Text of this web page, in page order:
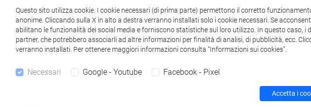
Materiali su Moodle
[LT40] LINGUE, CULTURE E SOCIETÀ DELL'ASIA E DELL'AFRICA
Questo sito utilizza cookie. I cookie necessari (di prima parte) permettono il corretto
anonime. Cliccando sulla X in alto a destra verranno installati solo i cookie necessari. Se
abilitano le funzionalità dei social media e forniscono statistiche sul loro utilizzo. In questo caso,
partner, che potrebbero associarli ad altre informazioni per finalità di analisi, di pubblicità, ecc.
verranno installati. Per ottenere maggiori informazioni consulta “Informazioni sui cookies”.
Necessari Google - Youtube Facebook - Pixel
Accetta i